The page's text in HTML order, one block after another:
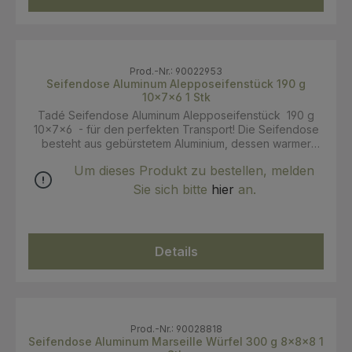
Prod.-Nr.: 90022953
Seifendose Aluminum Alepposeifenstück 190 g
10x7x6 1 Stk
Tadé Seifendose Aluminum Alepposeifenstück 190 g
10x7x6 - für den perfekten Transport! Die Seifendose
besteht aus gebürstetem Aluminium, dessen warmer
Prägung auf, die dem Design einen hübschen Retro-
Touch verleiht. Zusätzlich besitzt jede Box Rillen im
sind die Dosen in verschiedenen Größen erhältlich.
Um dieses Produkt zu bestellen, melden
Sie sich bitte hier an.
Details
Prod.-Nr.: 90028818
Seifendose Aluminum Marseille Würfel 300 g 8x8x8 1